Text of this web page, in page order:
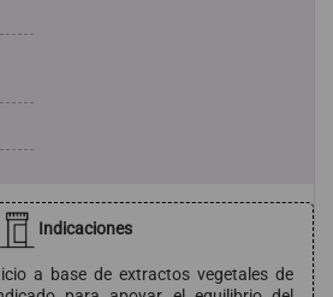
Indicaciones
a base de extractos vegetales de